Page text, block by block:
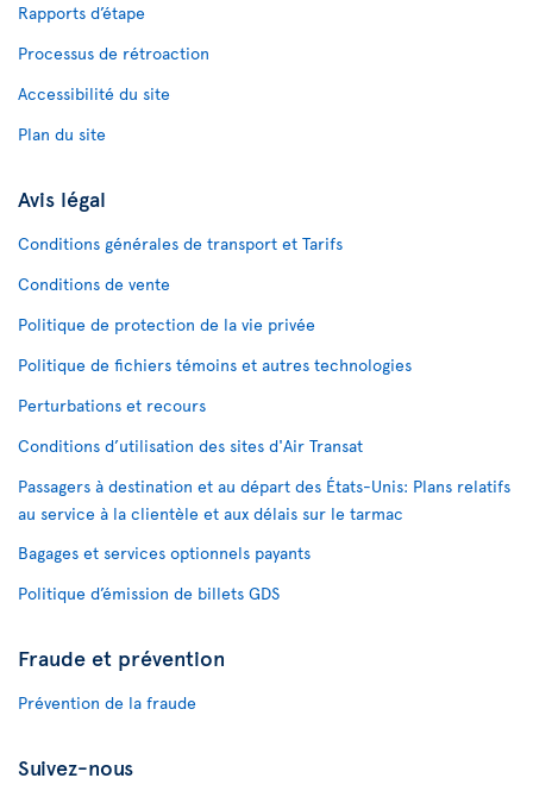
Rapports d’étape
Processus de rétroaction
Accessibilité du site
Plan du site
Avis légal
Conditions générales de transport et Tarifs
Conditions de vente
Politique de protection de la vie privée
Politique de fichiers témoins et autres technologies
Perturbations et recours
Conditions d’utilisation des sites d'Air Transat
Passagers à destination et au départ des États-Unis: Plans relatifs
au service à la clientèle et aux délais sur le tarmac
Bagages et services optionnels payants
Politique d’émission de billets GDS
Fraude et prévention
Prévention de la fraude
Suivez-nous